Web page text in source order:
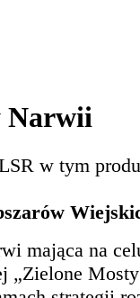
Narwii
w tym
mająca na